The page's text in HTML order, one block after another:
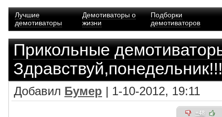
Лучшие
демотиваторы
Демотиваторы о
жизни
Подборки
демотиваторов
Прикольные
Здравствуй,понедельник!!!
Добавил Бумер | 1-10-2012, 19:11
+48